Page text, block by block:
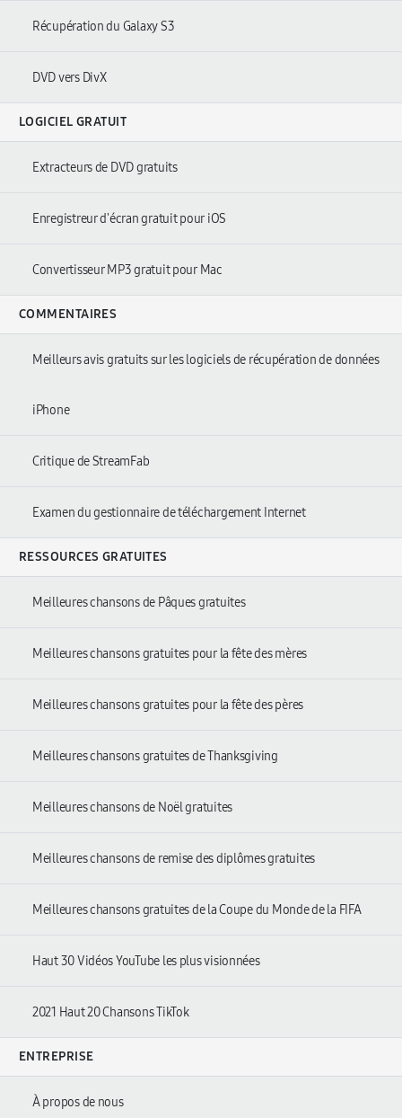
Récupération du Galaxy S3
DVD vers DivX
LOGICIEL GRATUIT
Extracteurs de DVD gratuits
Enregistreur d'écran gratuit pour iOS
Convertisseur MP3 gratuit pour Mac
COMMENTAIRES
Meilleurs avis gratuits sur les logiciels de récupération de données
iPhone
Critique de StreamFab
Examen du gestionnaire de téléchargement Internet
RESSOURCES GRATUITES
Meilleures chansons de Pâques gratuites
Meilleures chansons gratuites pour la fête des mères
Meilleures chansons gratuites pour la fête des pères
Meilleures chansons gratuites de Thanksgiving
Meilleures chansons de Noël gratuites
Meilleures chansons de remise des diplômes gratuites
Meilleures chansons gratuites de la Coupe du Monde de la FIFA
Haut 30 Vidéos YouTube les plus visionnées
2021 Haut 20 Chansons TikTok
ENTREPRISE
À propos de nous